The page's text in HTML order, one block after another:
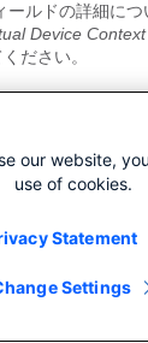
ルドの詳細につ
Device
ださい。
テンプ
テンプレートを
TemplateA
channel
minimum 32
our website,
use of cookies.
Statement
Settings